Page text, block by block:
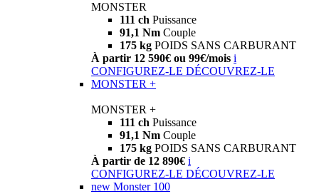
MONSTER
111 ch Puissance
91,1 Nm Couple
175 kg POIDS SANS CARBURANT
À partir 12 590€ ou 99€/mois i
CONFIGUREZ-LE DÉCOUVREZ-LE
MONSTER +
MONSTER +
111 ch Puissance
91,1 Nm Couple
175 kg POIDS SANS CARBURANT
À partir de 12 890€ i
CONFIGUREZ-LE DÉCOUVREZ-LE
new Monster 100